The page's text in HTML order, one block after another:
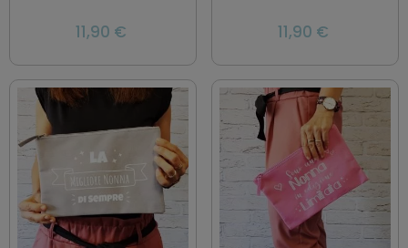
11,90 € 11,90 €